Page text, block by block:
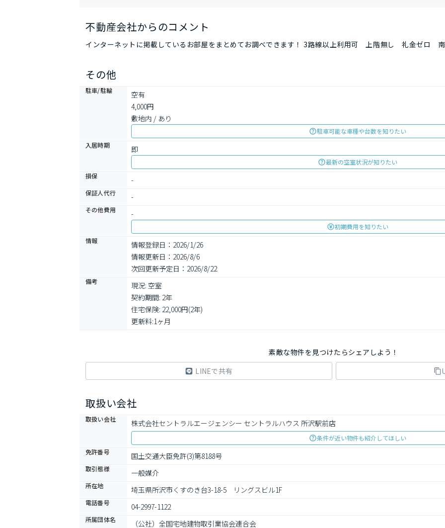
不動産会社からのコメント
インターネットに掲載しているお部屋をまとめてお調べできます！ 3路線以上利用可 上階無し 礼金ゼロ
その他
駐車/駐輪
空有
4,000円
敷地内 / あり
駐車可能な車種や台数を知りたい
入居時期
即
最新の空室状況が知りたい
損保
-
保証人代行 -
その他費用 -
初期費用を知りたい
情報
情報登録日：2026/1/26
情報更新日：2026/8/6
次回更新予定日：2026/8/22
備考
現況: 空室
契約期間: 2年
住宅保険: 22,000円(2年)
更新料:1ヶ月
素敵な物件を見つけたらシェアしよう！
LINEで共有
取扱い会社
取扱い会社 株式会社セントラルエージェンシー セントラルハウス 所沢駅前店
条件が近い物件も紹介してほしい
免許番号
国土交通大臣免許(3)第8188号
取引態様 一般媒介
所在地 埼玉県所沢市くすのき台3-18-5　リングスビル1F
電話番号 04-2997-1122
所属団体名 （公社）全国宅地建物取引業協会連合会